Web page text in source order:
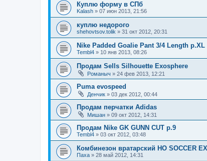
Куплю форму в СПб
Kalash » 07 июн 2013, 21:56
куплю недорого
shehovtsov.tolik » 31 окт 2012, 20:31
Nike Padded Goalie Pant 3/4 Length р.XL
Tembl4 » 10 янв 2013, 08:26
Продам Sells Silhouette Exosphere
Романыч » 24 фев 2013, 12:21
Puma evospeed
Денчик » 03 дек 2012, 00:44
Продам перчатки Adidas
Мишан » 09 окт 2012, 14:31
Продам Nike GK GUNN CUT р.9
Tembl4 » 03 окт 2012, 03:48
Комбинезон вратарский HO SOCCER
Паха » 28 май 2012, 14:31